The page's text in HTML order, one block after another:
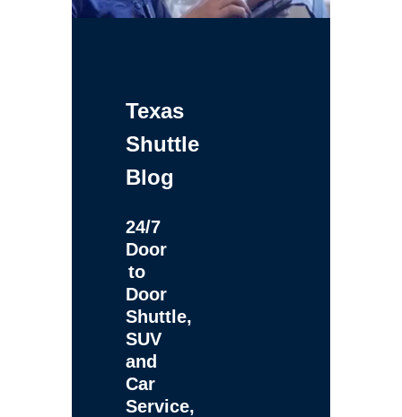
Texas
Shuttle
Blog
24/7
Door
to
Door
Shuttle,
SUV
and
Car
Service,